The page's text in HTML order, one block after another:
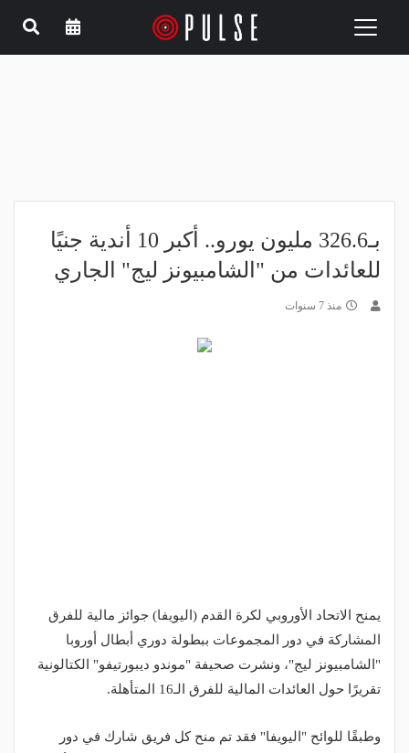
Toggle
بـ326.6 مليون يورو.. أكبر 10 أندية جنيًا
للعائدات من "الشامبيونز ليج" الجاري
منذ 7 سنوات
يمنح الاتحاد الأوروبي لكرة القدم (اليويفا) جوائز مالية للفرق
المشاركة في دور المجموعات ببطولة دوري أبطال أوروبا
"الشامبيونز ليج"، ونشرت صحيفة "موندو ديبورتيفو" الكتالونية
تقريرًا حول العائدات المالية للفرق الـ16 المتأهلة.
وطبقًا للوائح "اليويفا" فقد تم منح كل فريق شارك في دور